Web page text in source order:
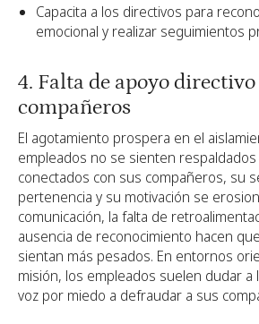
Capacita a los directivos para
emocional y realizar seguimientos
4. Falta de apoyo directivo
compañeros
El agotamiento prospera en el
empleados no se sienten
conectados con sus compañeros, su
pertenencia y su motivación se
comunicación, la falta de
ausencia de reconocimiento hacen
sientan más pesados. En entornos
misión, los empleados suelen dudar a
voz por miedo a defraudar a sus